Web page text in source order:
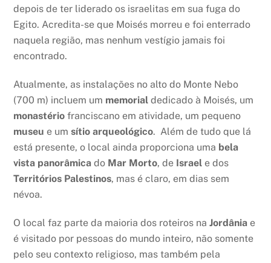
depois de ter liderado os israelitas em sua fuga do
Egito. Acredita-se que Moisés morreu e foi enterrado
naquela região, mas nenhum vestígio jamais foi
encontrado.
Atualmente, as instalações no alto do Monte Nebo
(700 m) incluem um memorial dedicado à Moisés, um
monastério franciscano em atividade, um pequeno
museu e umsítio arqueológico. Além de tudo que lá
está presente, o local ainda proporciona uma bela
vista panorâmica do Mar Morto, de Israel e dos
Territórios Palestinos, mas é claro, em dias sem
névoa.
O local faz parte da maioria dos roteiros naJordânia e
é visitado por pessoas do mundo inteiro, não somente
pelo seu contexto religioso, mas também pela